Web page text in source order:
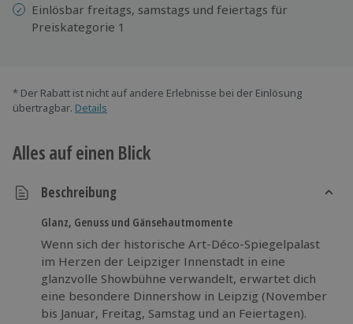
Einlösbar freitags, samstags und feiertags für
Preiskategorie 1
* Der Rabatt ist nicht auf andere Erlebnisse bei der Einlösung
übertragbar. Details
Alles auf einen Blick
Beschreibung
Glanz, Genuss und Gänsehautmomente
Wenn sich der historische Art-Déco-Spiegelpalast
im Herzen der Leipziger Innenstadt in eine
glanzvolle Showbühne verwandelt, erwartet dich
eine besondere Dinnershow in Leipzig (November
bis Januar, Freitag, Samstag und an Feiertagen).